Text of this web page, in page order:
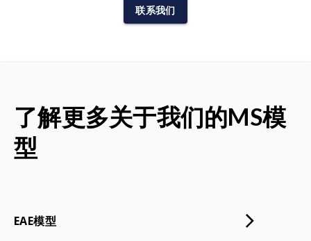
联系我们
了解更多关于我们的MS模
型
EAE模型